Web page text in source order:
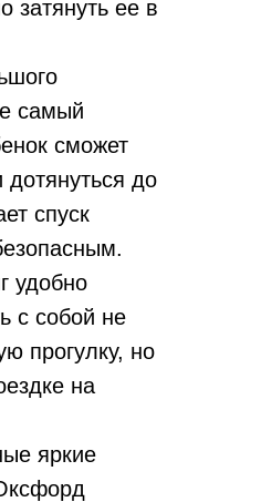
затянуть ее в
самый
сможет
до
спуск
удобно
с собой не
прогулку, но
на
яркие